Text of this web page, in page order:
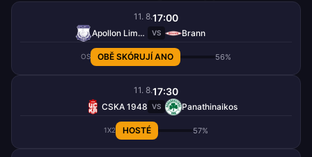
11. 8.17:00
Apollon Limassol VS Brann
OS OBĚ SKÓRUJÍ ANO 56%
11. 8.17:30
CSKA 1948 VS Panathinaikos
1X2 HOSTÉ 57%